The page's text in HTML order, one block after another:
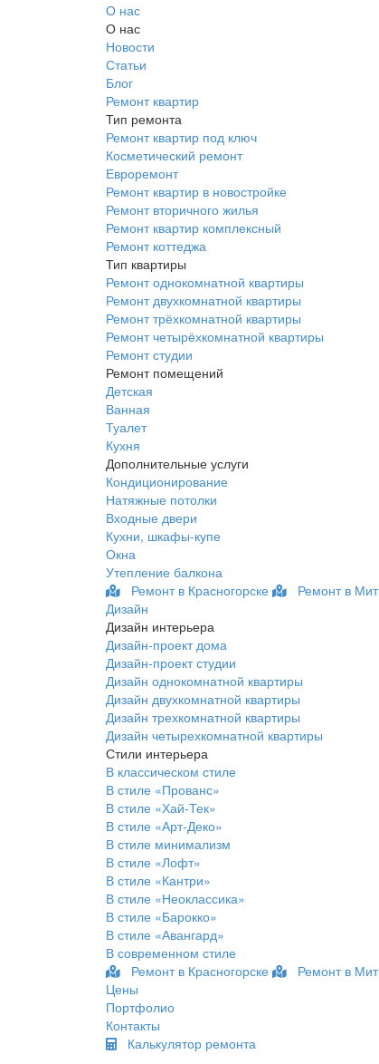
О нас
О нас
Новости
Статьи
Блог
Ремонт квартир
Тип ремонта
Ремонт квартир под ключ
Косметический ремонт
Евроремонт
Ремонт квартир в новостройке
Ремонт вторичного жилья
Ремонт квартир комплексный
Ремонт коттеджа
Тип квартиры
Ремонт однокомнатной квартиры
Ремонт двухкомнатной квартиры
Ремонт трёхкомнатной квартиры
Ремонт четырёхкомнатной квартиры
Ремонт студии
Ремонт помещений
Детская
Ванная
Туалет
Кухня
Дополнительные услуги
Кондиционирование
Натяжные потолки
Входные двери
Кухни, шкафы-купе
Окна
Утепление балкона
Ремонт в Красногорске
Ремонт в
Дизайн
Дизайн интерьера
Дизайн-проект дома
Дизайн-проект студии
Дизайн однокомнатной квартиры
Дизайн двухкомнатной квартиры
Дизайн трехкомнатной квартиры
Дизайн четырехкомнатной квартиры
Стили интерьера
В классическом стиле
В стиле «Прованс»
В стиле «Хай-Тек»
В стиле «Арт-Деко»
В стиле минимализм
В стиле «Лофт»
В стиле «Кантри»
В стиле «Неоклассика»
В стиле «Барокко»
В стиле «Авангард»
В современном стиле
Ремонт в Красногорске
Ремонт в
Цены
Портфолио
Контакты
Калькулятор ремонта